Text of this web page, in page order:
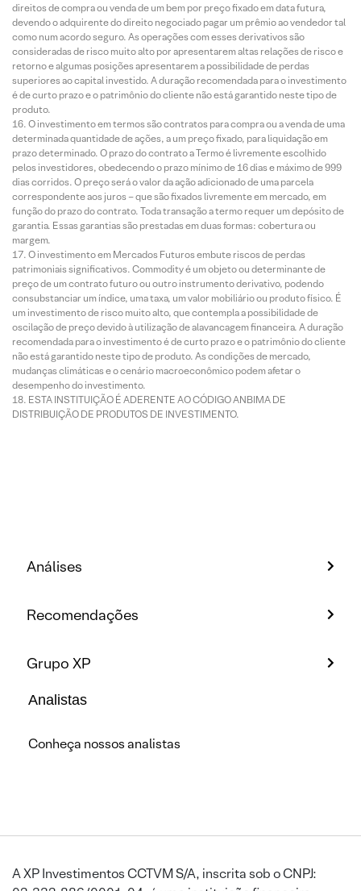
direitos de compra ou venda de um bem por preço fixado em data futura,
devendo o adquirente do direito negociado pagar um prêmio ao vendedor tal
como num acordo seguro. As operações com esses derivativos são
consideradas de risco muito alto por apresentarem altas relações de risco e
retorno e algumas posições apresentarem a possibilidade de perdas
superiores ao capital investido. A duração recomendada para o investimento
é de curto prazo e o patrimônio do cliente não está garantido neste tipo de
produto.
O investimento em termos são contratos para compra ou a venda de uma
determinada quantidade de ações, a um preço fixado, para liquidação em
prazo determinado. O prazo do contrato a Termo é livremente escolhido
pelos investidores, obedecendo o prazo mínimo de 16 dias e máximo de 999
dias corridos. O preço será o valor da ação adicionado de uma parcela
correspondente aos juros – que são fixados livremente em mercado, em
função do prazo do contrato. Toda transação a termo requer um depósito de
garantia. Essas garantias são prestadas em duas formas: cobertura ou
margem.
O investimento em Mercados Futuros embute riscos de perdas
patrimoniais significativos. Commodity é um objeto ou determinante de
preço de um contrato futuro ou outro instrumento derivativo, podendo
consubstanciar um índice, uma taxa, um valor mobiliário ou produto físico. É
um investimento de risco muito alto, que contempla a possibilidade de
oscilação de preço devido à utilização de alavancagem financeira. A duração
recomendada para o investimento é de curto prazo e o patrimônio do cliente
não está garantido neste tipo de produto. As condições de mercado,
mudanças climáticas e o cenário macroeconômico podem afetar o
desempenho do investimento.
ESTA INSTITUIÇÃO É ADERENTE AO CÓDIGO ANBIMA DE
DISTRIBUIÇÃO DE PRODUTOS DE INVESTIMENTO.
Análises
Recomendações
Grupo XP
Analistas
Conheça nossos analistas
A XP Investimentos CCTVM S/A, inscrita sob o CNPJ: